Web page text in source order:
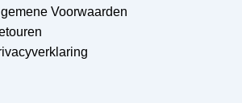
Voorwaarden